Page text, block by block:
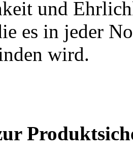
und
es in jeder
wird.